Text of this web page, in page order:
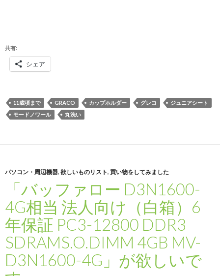
共有:
シェア
11歳頃まで GRACO カップホルダー グレコ
ジュニアシート
モードノワール
丸洗い
パソコン・周辺機器, 欲しいものリスト, 買い物をしてみました
「バッファロー D3N1600-
4G相当 法人向け（白箱）6
年保証 PC3-12800 DDR3
SDRAMS.O.DIMM 4GB MV-
D3N1600-4G」が欲しいで